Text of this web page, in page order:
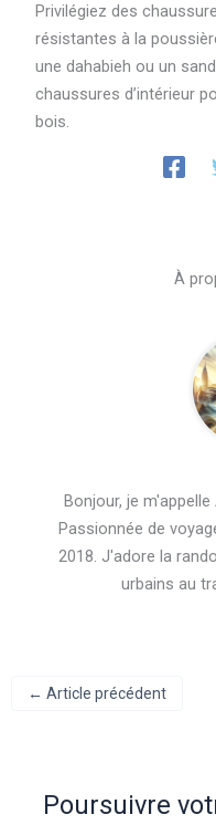
Privilégiez des
résistantes à la
une dahabieh ou un
chaussures d’intérieur
bois.
À
Bonjour, je
Passionnée de
2018. J'adore la
urbains au
← Article précédent
Poursuivre